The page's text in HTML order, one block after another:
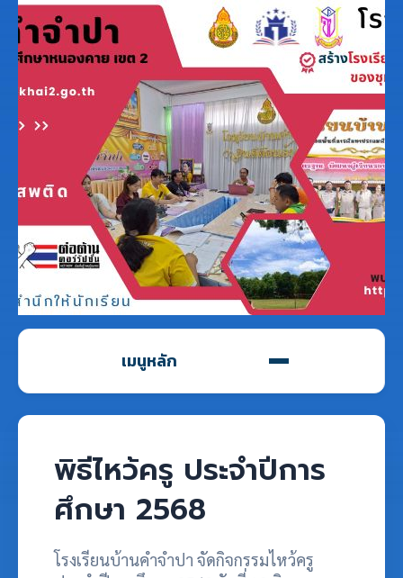
เมนูหลัก
พิธีไหว้ครู ประจำปีการ
ศึกษา 2568
โรงเรียนบ้านคำจำปา จัดกิจกรรมไหว้ครู